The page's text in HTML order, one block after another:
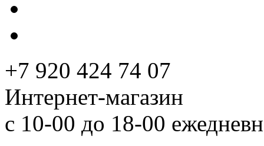
+7 920 424 74 07
Интернет-магазин
с 10-00 до 18-00